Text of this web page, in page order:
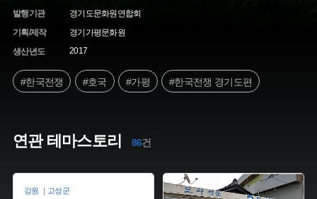
발행기관
경기도문화원연합회
기획/제작
경기가평문화원
생산년도
2017
#한국전쟁 #호국 #가평 #한국전쟁 경기도편
연관 테마스토리 86건
강원 ｜고성군